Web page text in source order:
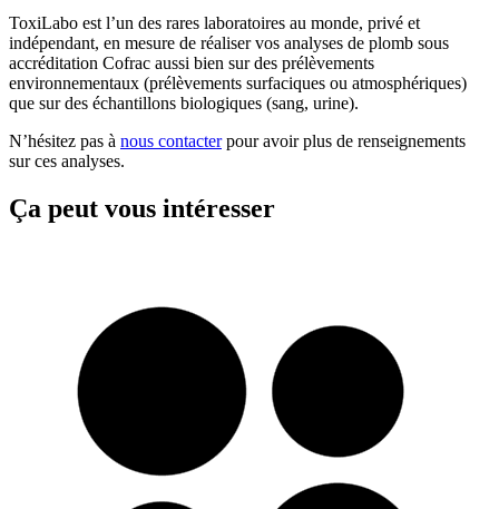
ToxiLabo est l’un des rares laboratoires au monde, privé et
indépendant, en mesure de réaliser vos analyses de plomb sous
accréditation Cofrac aussi bien sur des prélèvements
environnementaux (prélèvements surfaciques ou atmosphériques)
que sur des échantillons biologiques (sang, urine).
N’hésitez pas à nous contacterpour avoir plus de renseignements
sur ces analyses.
Ça peut vous intéresser